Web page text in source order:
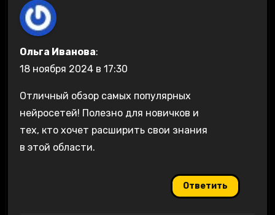
Ольга Иванова:
18 ноября 2024 в 17:30
Отличный обзор самых популярных
нейросетей! Полезно для новичков и
тех, кто хочет расширить свои знания
в этой области.
Ответить